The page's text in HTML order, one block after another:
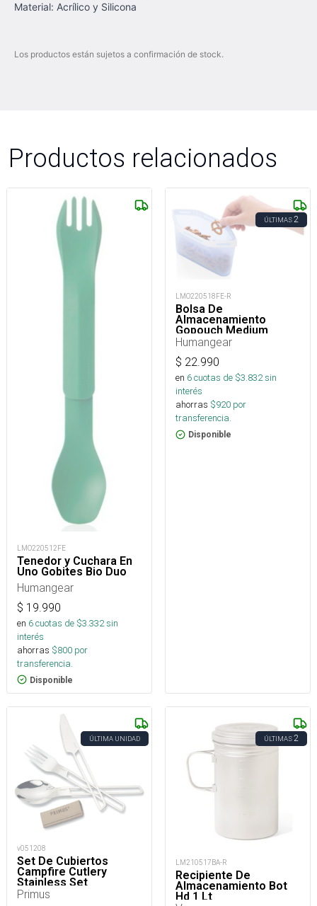
Material: Acrílico y Silicona
Los productos están sujetos a confirmación de stock.
Productos relacionados
LMO220512FE
Tenedor y Cuchara En
Uno Gobites Bio Duo
Humangear
$ 19.990
en 6cuotas de $3.332sin
interés
ahorras $800 por
transferencia.
Disponible
ÚLTIMAS2
LMO220518FE-R
Bolsa De
Almacenamiento
Gopouch Medium
Humangear
$ 22.990
en 6cuotas de $3.832sin
interés
ahorras $920 por
transferencia.
Disponible
ÚLTIMA UNIDAD
v051208
Set De Cubiertos
Campfire Cutlery
Stainless Set
Primus
ÚLTIMAS2
LM210517BA-R
Recipiente De
Almacenamiento Bot
Hd 1 Lt